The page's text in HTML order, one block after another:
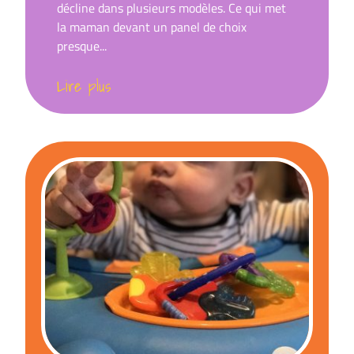
décline dans plusieurs modèles. Ce qui met
la maman devant un panel de choix
presque...
Lire plus